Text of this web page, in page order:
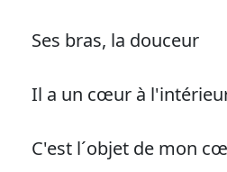
Ses bras, la douceur
Il a un cœur à
C'est l´objet de mon